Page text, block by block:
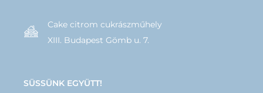
Cake citrom cukrászműhely
XIII. Budapest Gömb u. 7.
SÜSSÜNK EGYÜTT!